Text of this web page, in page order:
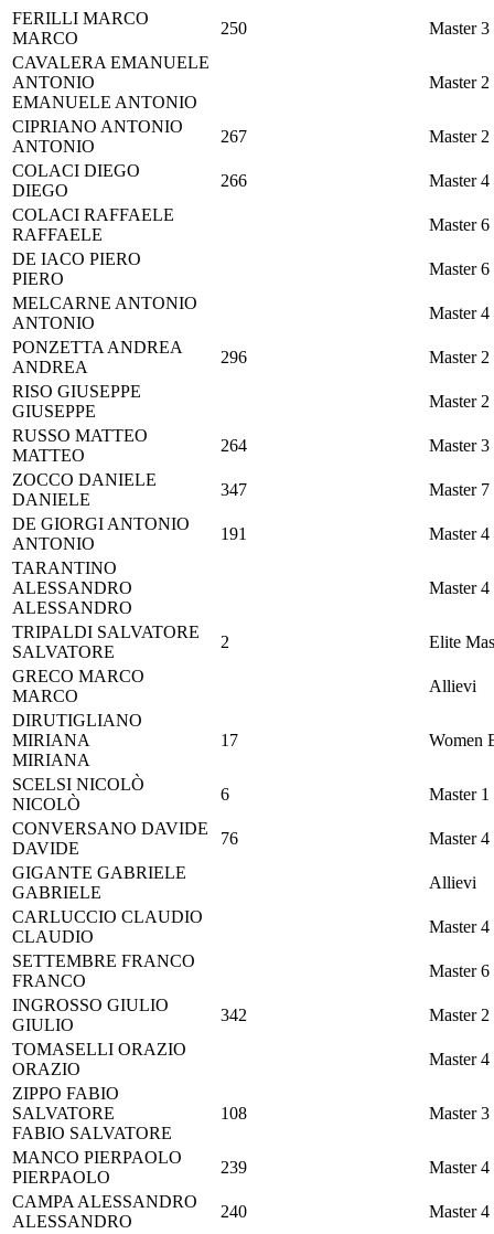
FERILLI MARCO
MARCO
250
Master 3
CAVALERA EMANUELE
ANTONIO
EMANUELE ANTONIO
Master 2
CIPRIANO ANTONIO
ANTONIO
267
Master 2
COLACI DIEGO
DIEGO
266
Master 4
COLACI RAFFAELE
RAFFAELE
Master 6
DE IACO PIERO
PIERO
Master 6
MELCARNE ANTONIO
ANTONIO
Master 4
PONZETTA ANDREA
ANDREA
296
Master 2
RISO GIUSEPPE
GIUSEPPE
Master 2
RUSSO MATTEO
MATTEO
264
Master 3
ZOCCO DANIELE
DANIELE
347
Master 7
DE GIORGI ANTONIO
ANTONIO
191
Master 4
TARANTINO
ALESSANDRO
ALESSANDRO
Master 4
TRIPALDI SALVATORE
SALVATORE
2
Elite
GRECO MARCO
MARCO
Allievi
DIRUTIGLIANO
MIRIANA
MIRIANA
17 Women
SCELSI NICOLÒ
NICOLÒ
6
Master 1
CONVERSANO DAVIDE
DAVIDE
76
Master 4
GIGANTE GABRIELE
GABRIELE
Allievi
CARLUCCIO CLAUDIO
CLAUDIO
Master 4
SETTEMBRE FRANCO
FRANCO
Master 6
INGROSSO GIULIO
GIULIO
342
Master 2
TOMASELLI ORAZIO
ORAZIO
Master 4
ZIPPO FABIO
SALVATORE
FABIO SALVATORE
108 Master 3
MANCO PIERPAOLO
PIERPAOLO
239
Master 4
CAMPA ALESSANDRO
ALESSANDRO
240
Master 4